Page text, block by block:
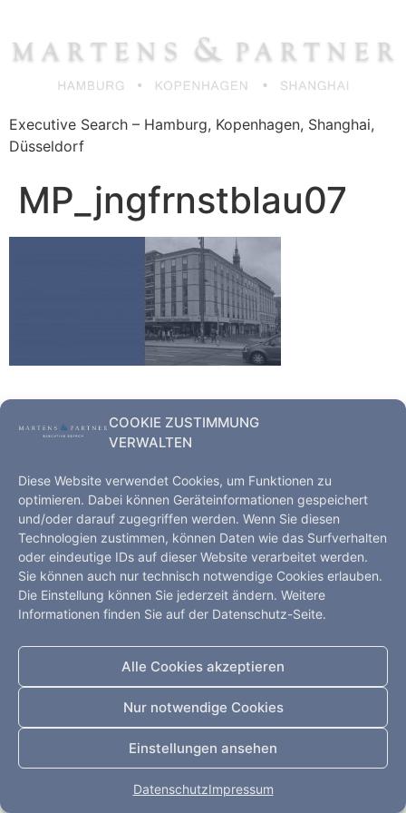
COOKIE ZUSTIMMUNG
VERWALTEN
Diese Website verwendet Cookies, um Funktionen zu
optimieren. Dabei können Geräteinformationen gespeichert
und/oder darauf zugegriffen werden. Wenn Sie diesen
Technologien zustimmen, können Daten wie das Surfverhalten
oder eindeutige IDs auf dieser Website verarbeitet werden.
Sie können auch nur technisch notwendige Cookies erlauben.
Die Einstellung können Sie jederzeit ändern. Weitere
Informationen finden Sie auf der Datenschutz-Seite.
Alle Cookies akzeptieren
Nur notwendige Cookies
Einstellungen ansehen
DatenschutzImpressum
springen
Executive Search – Hamburg, Kopenhagen, Shanghai,
Düsseldorf
MP_jngfrnstblau07
Executive Search – Hamburg, Kopenhagen, Shanghai,
Düsseldorf
Startseite
Leistungen
Kompetenz
Impressum
Datenschutz
Kontakt
Alle Rechte vorbehalten